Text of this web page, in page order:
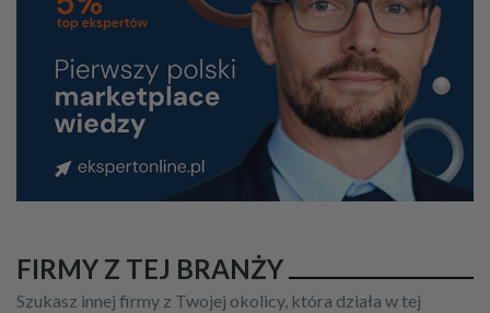
FIRMY Z TEJ BRANŻY
Szukasz innej firmy z Twojej okolicy, która działa w tej